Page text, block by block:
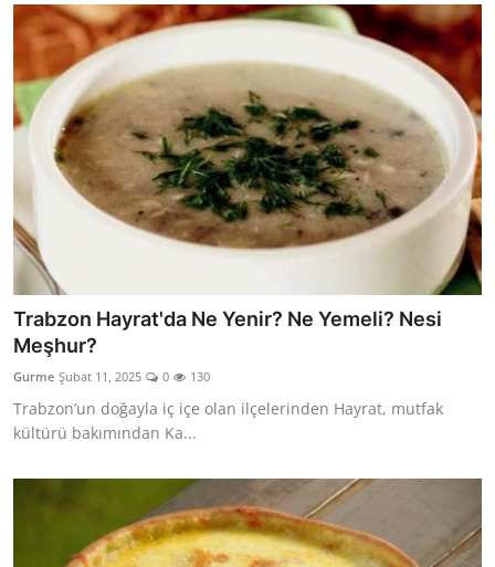
Trabzon Hayrat'da Ne Yenir? Ne Yemeli? Nesi
Meşhur?
Gurme Şubat 11, 2025 0 130
Trabzon’un doğayla iç içe olan ilçelerinden Hayrat, mutfak
kültürü bakımından Ka...